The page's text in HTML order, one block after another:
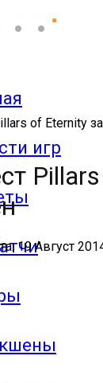
игр
of Eternity
19 Август